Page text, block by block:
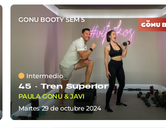
GONU BOOTY SEM 5
Intermedio
45 · Tren Superior
PAULA GONU & JAVI
martes 29deoctubre 2024